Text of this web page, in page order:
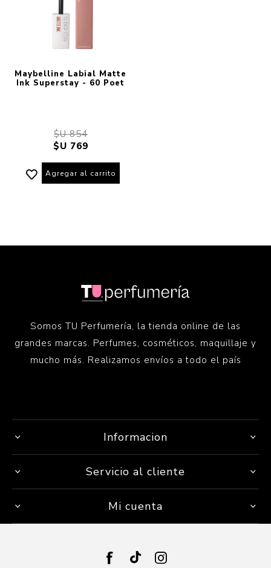
Maybelline Labial Matte
Ink Superstay - 60 Poet
$U 854
$U 769
Agregar al carrito
Somos TU Perfumería, la tienda online de las
grandes marcas. Perfumes, cosméticos, maquillaje y
mucho más. Realizamos envíos a todo el país
Informacion
Servicio al cliente
Mi cuenta